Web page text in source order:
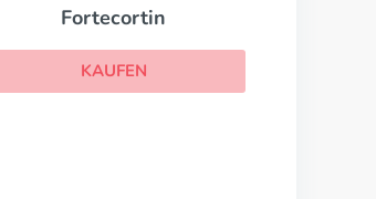
Fortecortin
KAUFEN